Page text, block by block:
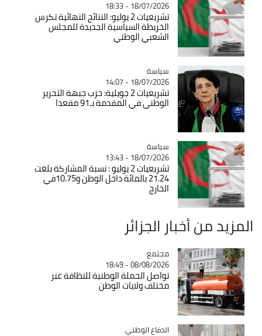
18/07/2026 - 18:33
تشريعيات 2 يوليو: النتائج النهائية تكرس
الخريطة السياسية الجديدة للمجلس
الشعبي الوطني
Catégorie
سياسة
18/07/2026 - 14:07
تشريعيات 2 جويلية: حزب جبهة التحرير
الوطني في المقدمة بـ91 مقعدا
Catégorie
سياسة
18/07/2026 - 13:43
تشريعيات 2 يوليو : نسبة المشاركة بلغت
21.24 بالمائة داخل الوطن و10.75في
الخارج
المزيد من أخبار الجزائر
Catégorie
مجتمع
08/08/2026 - 18:49
تواصل الحملة الوطنية للنظافة عبر
مختلف ولايات الوطن
Catégorie
الدفاع الوطني